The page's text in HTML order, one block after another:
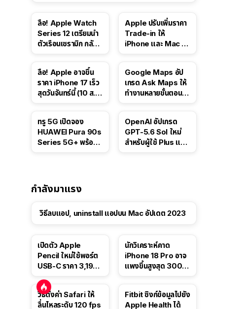
ลือ! Apple Watch
Series 12 เตรียมนำ
ตัวเรือนเซรามิก กลับ
Apple ปรับเพิ่มราคา
Trade-in ให้
iPhone และ Mac ใน
ลือ! Apple อาจขึ้น
ราคา iPhone 17 เร็ว
สุดวันจันทร์นี้ (10 ส.ค.
Google Maps อัป
เกรด Ask Maps ให้
ทำงานหลายขั้นตอนได้
สาธารณะ
ทรู 5G เปิดจอง
HUAWEI Pura 90s
Series 5G+ พร้อม
OpenAI อัปเกรด
GPT-5.6 Sol ใหม่
สำหรับผู้ใช้ Plus และ
กำลังมาแรง
วิธีลบแอป, uninstall แอปบน Mac อัปเดต 2023
เปิดตัว Apple
Pencil ใหม่ใช้พอร์ต
USB-C ราคา 3,190
นี้
นักวิเคราะห์คาด
iPhone 18 Pro อาจ
แพงขึ้นสูงสุด 300
วิธีตั้งค่า Safari ให้
ลื่นไหลระดับ 120 fps
Fitbit ซิงก์ข้อมูลไปยัง
Apple Health ได้